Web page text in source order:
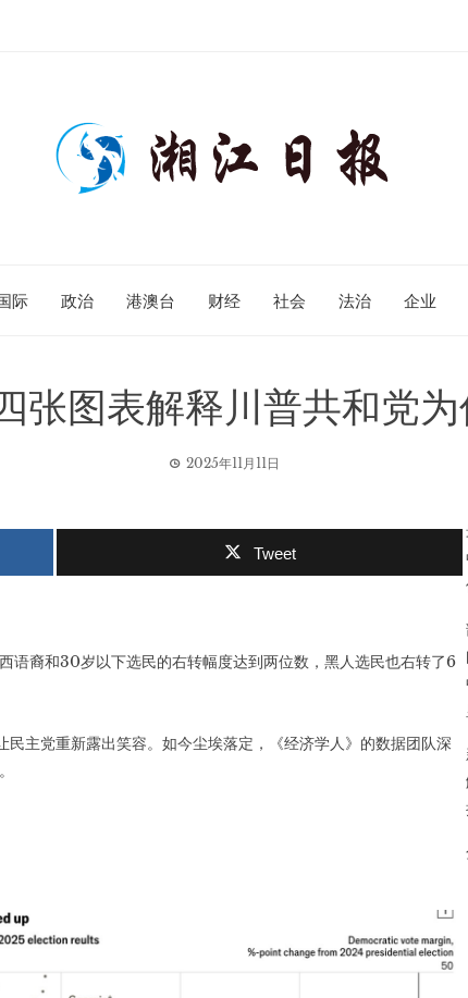
际 政治 港澳台 财经 社会 法治 企业
张图表解释川普共和党
2025年11月11日
Tweet
语裔和30岁以下选民的右转幅度达到两位数，黑人选民也右转了6
主党重新露出笑容。如今尘埃落定，《经济学人》的数据团队深